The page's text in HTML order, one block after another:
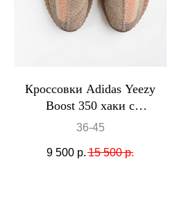
Кроссовки Adidas Yeezy
Boost 350 хаки с
оранжевым
36-45
9 500 р. 15 500 р.